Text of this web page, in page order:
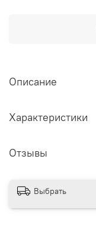
Описание
Характеристики
Отзывы
Выбрать